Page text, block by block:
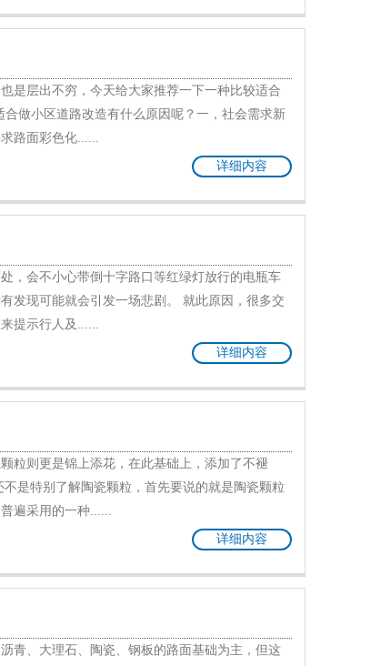
是层出不穷，今天给大家推荐一下一种比较适合
做小区道路改造有什么原因呢？一，社会需求新
路面彩色化......
详细内容
，会不小心带倒十字路口等红绿灯放行的电瓶车
发现可能就会引发一场悲剧。 就此原因，很多交
提示行人及......
详细内容
粒则更是锦上添花，在此基础上，添加了不褪
是特别了解陶瓷颗粒，首先要说的就是陶瓷颗粒
遍采用的一种......
详细内容
青、大理石、陶瓷、钢板的路面基础为主，但这